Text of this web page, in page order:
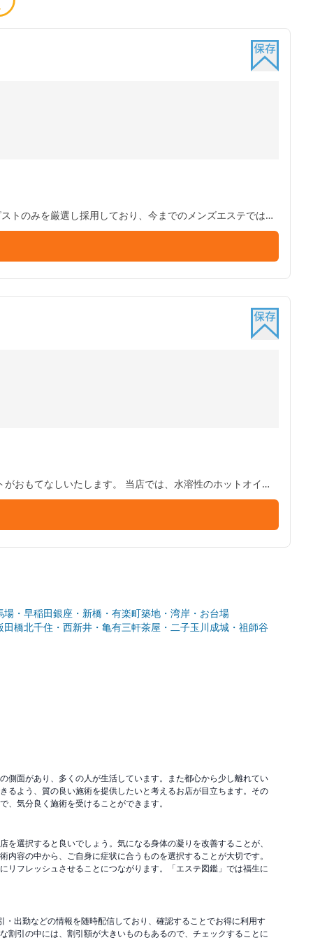
トのみを厳選し採用しており、今までのメンズエステでは感
う完全個室でお待ち申し上げております。
店では、水溶性のホットオイル
場・早稲田銀座・新橋・有楽町築地・湾岸・お台場
田橋北千住・西新井・亀有三軒茶屋・二子玉川成城・祖師谷
側面があり、多くの人が生活しています。また都心から少し離れてい
るよう、質の良い施術を提供したいと考えるお店が目立ちます。その
気分良く施術を受けることができます。
選択すると良いでしょう。気になる身体の凝りを改善することが、
容の中から、ご自身に症状に合うものを選択することが大切です。
フレッシュさせることにつながります。「エステ図鑑」では福生に
出勤などの情報を随時配信しており、確認することでお得に利用す
引の中には、割引額が大きいものもあるので、チェックすることに